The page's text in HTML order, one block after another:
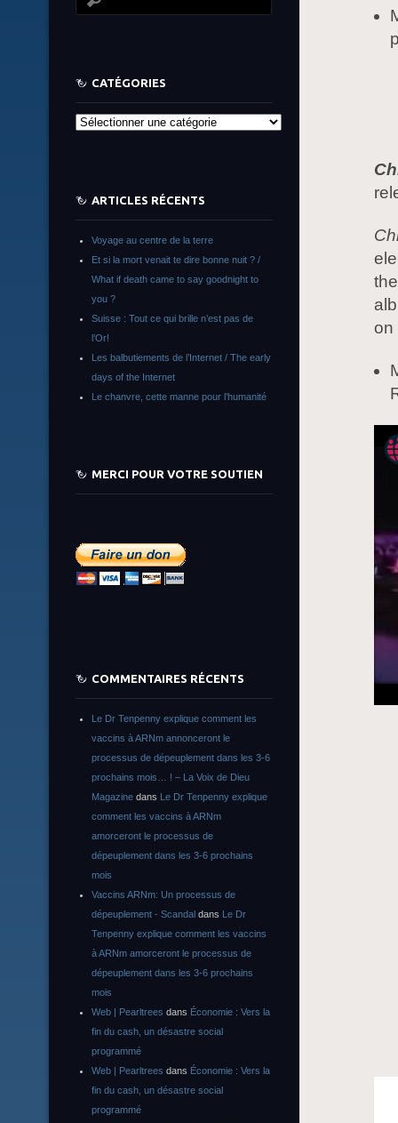
on
CATÉGORIES
Catégories
ARTICLES RÉCENTS
Voyage au centre de la terre
Et si la mort venait te dire bonne nuit ? /
What if death came to say goodnight to
you ?
Suisse : Tout ce qui brille n’est pas de
l’Or!
Les balbutiements de l’Internet / The early
days of the Internet
Le chanvre, cette manne pour l’humanité
MERCI POUR VOTRE SOUTIEN
COMMENTAIRES RÉCENTS
Le Dr Tenpenny explique comment les
vaccins à ARNm annonceront le
processus de dépeuplement dans les 3-6
prochains mois… ! – La Voix de Dieu
Magazine dans Le Dr Tenpenny explique
comment les vaccins à ARNm
amorceront le processus de
dépeuplement dans les 3-6 prochains
mois
Vaccins ARNm: Un processus de
dépeuplement - Scandal dans Le Dr
Tenpenny explique comment les vaccins
à ARNm amorceront le processus de
dépeuplement dans les 3-6 prochains
mois
Web | Pearltrees dans Économie : Vers la
fin du cash, un désastre social
programmé
Web | Pearltrees dans Économie : Vers la
fin du cash, un désastre social
programmé